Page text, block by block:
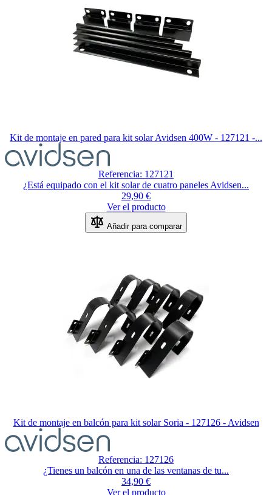
Kit de montaje en pared para kit solar Avidsen 400W - 127121 -...
Referencia: 127121
¿Está equipado con el kit solar de cuatro paneles Avidsen...
29,90 €
Ver el producto
Añadir para comparar
Kit de montaje en balcón para kit solar Soria - 127126 - Avidsen
Referencia: 127126
¿Tienes un balcón en una de las ventanas de tu...
34,90 €
Ver el producto